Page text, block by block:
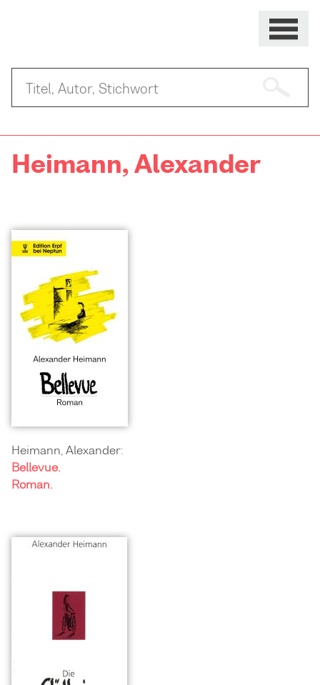
Heimann, Alexander
Heimann, Alexander:
Bellevue.
Roman.